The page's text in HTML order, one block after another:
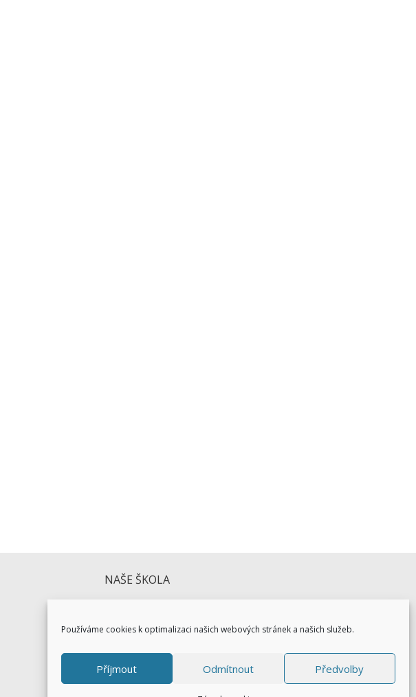
Používáme cookies k optimalizaci našich webových stránek a našich služeb.
Příjmout Odmítnout Předvolby
NAŠE ŠKOLA